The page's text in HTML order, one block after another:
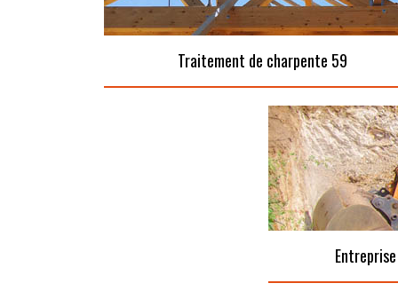
Traitement de charpente 59